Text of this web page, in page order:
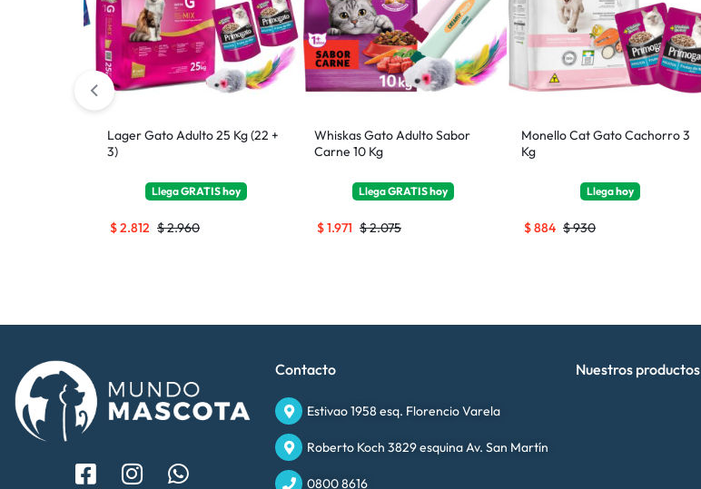
Lager Gato Adulto 25 Kg (22 +
3)
LlegaGRATIShoy
$2.960
$2.812
Whiskas Gato Adulto Sabor
Carne 10 Kg
LlegaGRATIShoy
$2.075
$1.971
Monello Cat Gato Cachorro 3
Kg
Llegahoy
$930
$884
Contacto
Estivao 1958 esq. Florencio Varela
Roberto Koch 3829 esquina Av. San Martín
0800 8616
Nuestros productos